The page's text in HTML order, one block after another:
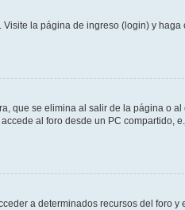
la página de ingreso (login) y haga
que se elimina al salir de la página o
al foro desde un PC compartido,
a determinados recursos del foro